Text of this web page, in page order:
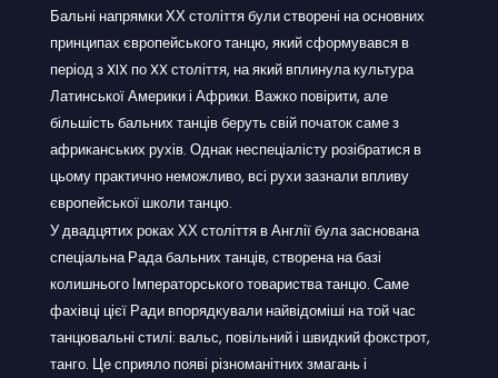
Бальні напрямки ХХ століття були створені на основних
принципах європейського танцю, який сформувався в
період з XIX по XX століття, на який вплинула культура
Латинської Америки і Африки. Важко повірити, але
більшість бальних танців беруть свій початок саме з
африканських рухів. Однак неспеціалісту розібратися в
цьому практично неможливо, всі рухи зазнали впливу
європейської школи танцю.
У двадцятих роках ХХ століття в Англії була заснована
спеціальна Рада бальних танців, створена на базі
колишнього Імператорського товариства танцю. Саме
фахівці цієї Ради впорядкували найвідоміші на той час
танцювальні стилі: вальс, повільний і швидкий фокстрот,
танго. Це сприяло появі різноманітних змагань і